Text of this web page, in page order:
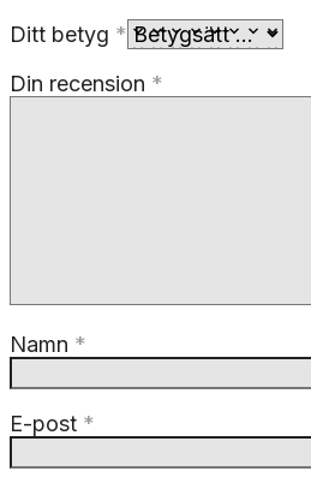
Ditt betyg *
Din recension *
Namn *
E-post *